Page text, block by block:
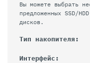
Вы можете выбрать
предложенных SSD/
дисков.
Тип накопителя
Интерфейс